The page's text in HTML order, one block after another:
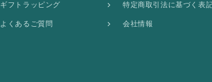
ギフトラッピング
よくあるご質問
特定商取引法に基づく表
会社情報